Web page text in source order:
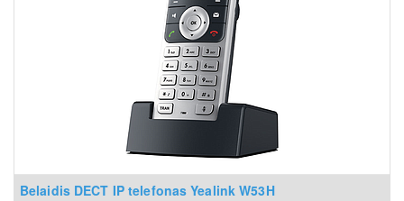
Belaidis DECT IP telefonas Yealink W53H